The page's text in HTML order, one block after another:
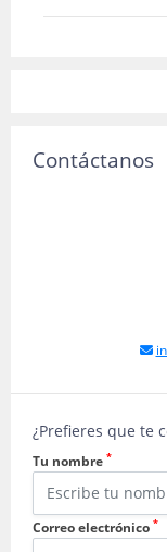
Contáctanos
¿Prefieres que te
Tu nombre *
Correo electrónico *